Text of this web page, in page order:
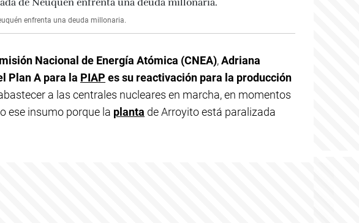
enfrenta una deuda millonaria.
Nacional de Energía Atómica (CNEA),Adriana
Plan A para la PIAP es su reactivación para la producción
a las centrales nucleares en marcha, en momentos
ese insumo porque la planta de Arroyito está paralizada